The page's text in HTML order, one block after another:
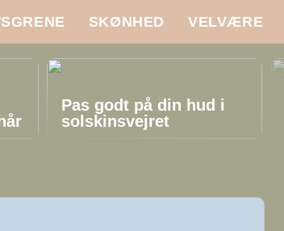
SKØNHED VELVÆRE
Pas godt på din hud i
solskinsvejret